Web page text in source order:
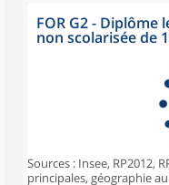
FOR G2 - Diplôme
non scolarisée de
Sources : Insee, RP2012,
principales, géographie